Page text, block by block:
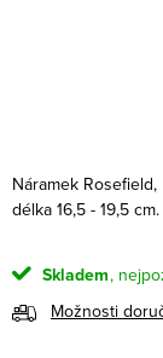
Náramek
délka 16,5 - 19,5 cm.
Skladem
Možnosti